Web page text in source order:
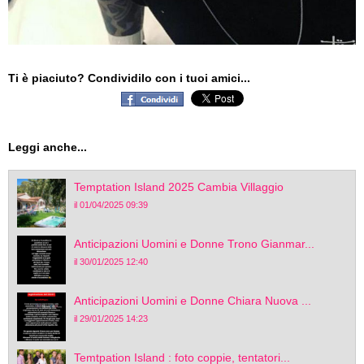
Ti è piaciuto? Condividilo con i tuoi amici...
Leggi anche...
Temptation Island 2025 Cambia Villaggio
il 01/04/2025 09:39
Anticipazioni Uomini e Donne Trono Gianmar...
il 30/01/2025 12:40
Anticipazioni Uomini e Donne Chiara Nuova ...
il 29/01/2025 14:23
Temtpation Island : foto coppie, tentatori...